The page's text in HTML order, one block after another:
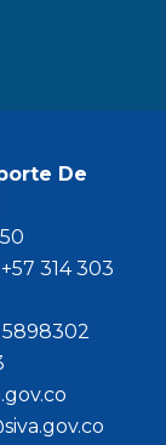
De
314 303